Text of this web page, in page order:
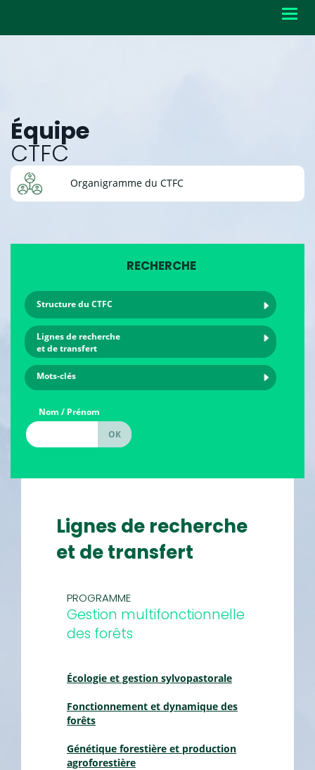
Équipe
CTFC
Organigramme du CTFC
RECHERCHE
Structure du CTFC
Lignes de recherche
et de transfert
Mots-clés
Nom / Prénom
Lignes de recherche
et de transfert
PROGRAMME
Gestion multifonctionnelle
des forêts
Écologie et gestion sylvopastorale
Fonctionnement et dynamique des
forêts
Génétique forestière et production
agroforestière